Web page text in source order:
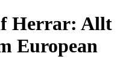
Herrar: Allt
European